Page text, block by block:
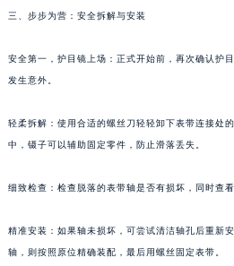
三、步步为营：安全拆解与安装
安全第一，护目镜上场：正式开始前，再次确认护
发生意外。
轻柔拆解：使用合适的螺丝刀轻轻卸下表带连接处
中，镊子可以辅助固定零件，防止滑落丢失。
细致检查：检查脱落的表带轴是否有损坏，同时查
精准安装：如果轴未损坏，可尝试清洁轴孔后重新
轴，则按照原位精确装配，最后用螺丝固定表带。